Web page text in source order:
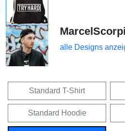
alle Designs
Standard T-Shirt
Standard Hoodie